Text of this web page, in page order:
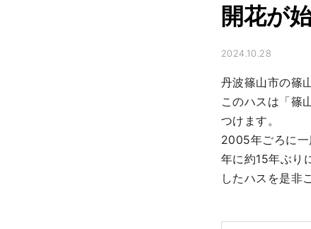
開花が
2024.10.28
丹波篠山市の篠
このハスは「篠
つけます。
2005年ごろに一
年に約15年ぶり
したハスを是非